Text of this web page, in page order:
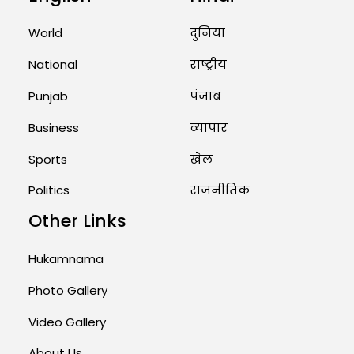
Priests Conducting Rituals...
World
National
Punjab
Business
Sports
Politics
दुनिया
राष्ट्रीय
पंजाब
व्यापार
खेल
राजनीतिक
Other Links
Hukamnama
Photo Gallery
Video Gallery